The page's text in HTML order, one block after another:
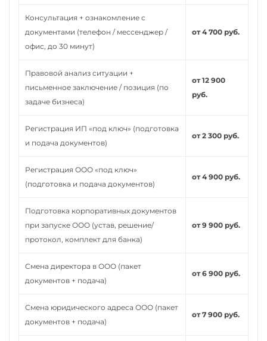
Консультация + ознакомление с
документами (телефон / мессенджер /
офис, до 30 минут)
от 4 700 руб.
Правовой анализ ситуации +
письменное заключение / позиция (по
задаче бизнеса)
от 12 900
руб.
Регистрация ИП «под ключ» (подготовка
и подача документов)
от 2 300 руб.
Регистрация ООО «под ключ»
(подготовка и подача документов)
от 4 900 руб.
Подготовка корпоративных документов
при запуске ООО (устав, решение/
протокол, комплект для банка)
от 9 900 руб.
Смена директора в ООО (пакет
документов + подача)
от 6 900 руб.
Смена юридического адреса ООО (пакет
документов + подача)
от 7 900 руб.